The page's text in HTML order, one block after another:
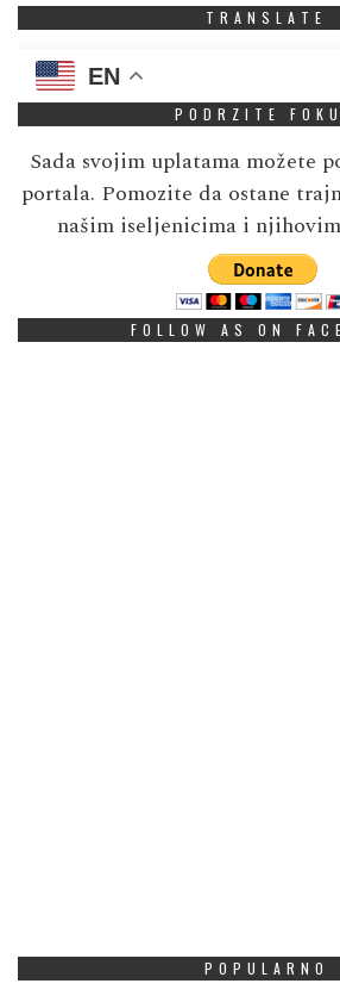
TRANSLATE
EN
PODRZITE
Sada svojim uplatama možete
portala. Pomozite da ostane
našim iseljenicima i
FOLLOW AS ON
POPULARNO